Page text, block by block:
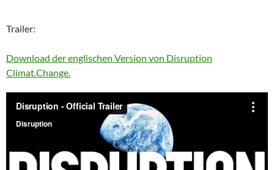
Trailer:
Download der englischen Version von Disruption
Climat.Change.